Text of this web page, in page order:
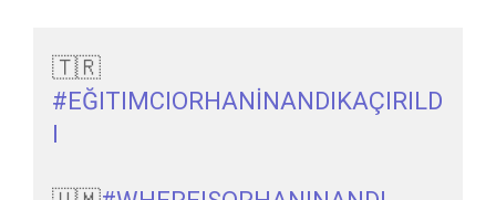
🇹🇷
#EĞITIMCIORHANİNANDIKAÇIRILD
I